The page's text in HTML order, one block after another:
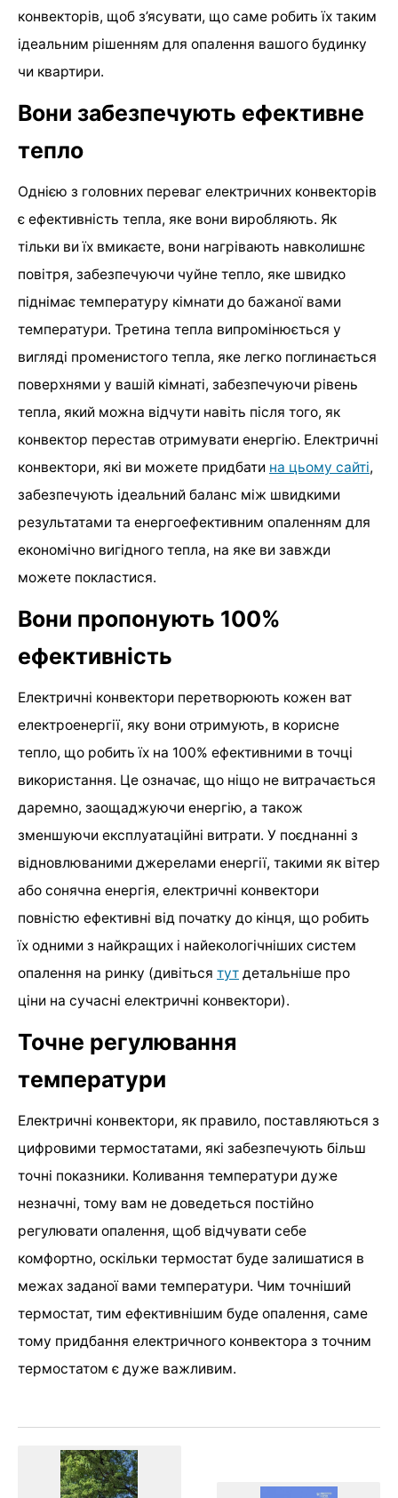
конвекторів, щоб з’ясувати, що саме робить їх таким
ідеальним рішенням для опалення вашого будинку
чи квартири.
Вони забезпечують ефективне
тепло
Однією з головних переваг електричних конвекторів
є ефективність тепла, яке вони виробляють. Як
тільки ви їх вмикаєте, вони нагрівають навколишнє
повітря, забезпечуючи чуйне тепло, яке швидко
піднімає температуру кімнати до бажаної вами
температури. Третина тепла випромінюється у
вигляді променистого тепла, яке легко поглинається
поверхнями у вашій кімнаті, забезпечуючи рівень
тепла, який можна відчути навіть після того, як
конвектор перестав отримувати енергію. Електричні
конвектори, які ви можете придбати на цьому сайті,
забезпечують ідеальний баланс між швидкими
результатами та енергоефективним опаленням для
економічно вигідного тепла, на яке ви завжди
можете покластися.
Вони пропонують 100%
ефективність
Електричні конвектори перетворюють кожен ват
електроенергії, яку вони отримують, в корисне
тепло, що робить їх на 100% ефективними в точці
використання. Це означає, що ніщо не витрачається
даремно, заощаджуючи енергію, а також
зменшуючи експлуатаційні витрати. У поєднанні з
відновлюваними джерелами енергії, такими як вітер
або сонячна енергія, електричні конвектори
повністю ефективні від початку до кінця, що робить
їх одними з найкращих і найекологічніших систем
опалення на ринку (дивіться тут детальніше про
ціни на сучасні електричні конвектори).
Точне регулювання
температури
Електричні конвектори, як правило, поставляються з
цифровими термостатами, які забезпечують більш
точні показники. Коливання температури дуже
незначні, тому вам не доведеться постійно
регулювати опалення, щоб відчувати себе
комфортно, оскільки термостат буде залишатися в
межах заданої вами температури. Чим точніший
термостат, тим ефективнішим буде опалення, саме
тому придбання електричного конвектора з точним
термостатом є дуже важливим.